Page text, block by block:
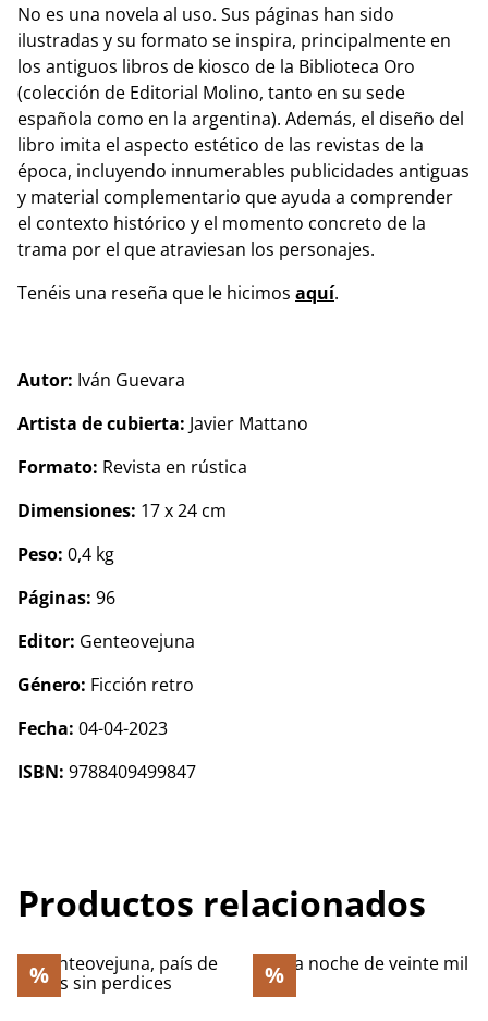
No es una novela al uso. Sus páginas han sido
ilustradas y su formato se inspira, principalmente en
los antiguos libros de kiosco de la Biblioteca Oro
(colección de Editorial Molino, tanto en su sede
española como en la argentina). Además, el diseño del
libro imita el aspecto estético de las revistas de la
época, incluyendo innumerables publicidades antiguas
y material complementario que ayuda a comprender
el contexto histórico y el momento concreto de la
trama por el que atraviesan los personajes.
Tenéis una reseña que le hicimos aquí.
Autor: Iván Guevara
Artista de cubierta: Javier Mattano
Formato: Revista en rústica
Dimensiones: 17 x 24 cm
Peso: 0,4 kg
Páginas: 96
Editor: Genteovejuna
Género: Ficción retro
Fecha: 04-04-2023
ISBN: 9788409499847
Productos relacionados
% %